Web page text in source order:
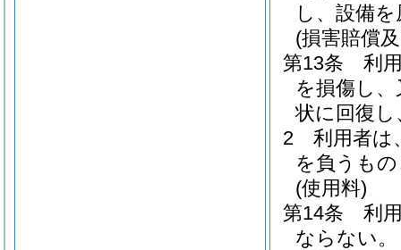
し、設備
(損害賠償
第13条
利
を損傷し
状に回復
2
利用者は
を負うも
(使用料)
第14条
利
ならない。